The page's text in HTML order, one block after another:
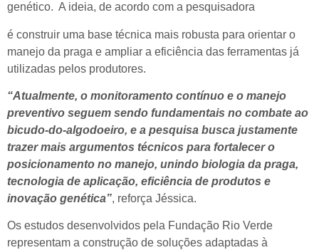
genético. A ideia, de acordo com a pesquisadora
é construir uma base técnica mais robusta para orientar o
manejo da praga e ampliar a eficiência das ferramentas já
utilizadas pelos produtores.
“Atualmente, o monitoramento contínuo e o manejo
preventivo seguem sendo fundamentais no combate ao
bicudo-do-algodoeiro, e a pesquisa busca justamente
trazer mais argumentos técnicos para fortalecer o
posicionamento no manejo, unindo biologia da praga,
tecnologia de aplicação, eficiência de produtos e
inovação genética”, reforça Jéssica.
Os estudos desenvolvidos pela Fundação Rio Verde
representam a construção de soluções adaptadas à